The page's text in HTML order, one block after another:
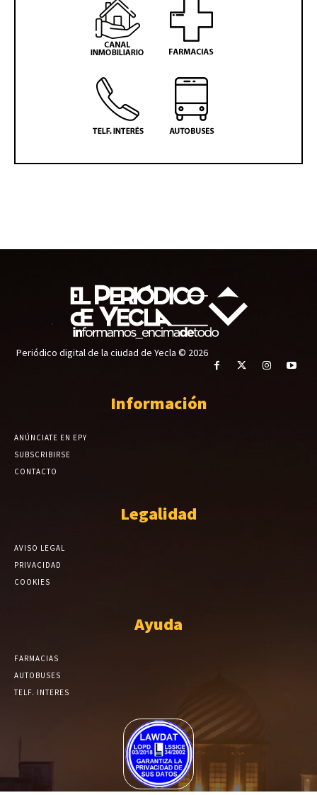
Periódico digital de la ciudad de Yecla © 2026
Información
ANÚNCIATE EN EPY
SUBSCRIBIRSE
CONTACTO
Legalidad
AVISO LEGAL
PRIVACIDAD
COOKIES
Ayuda
FARMACIAS
AUTOBUSES
TELF. INTERES